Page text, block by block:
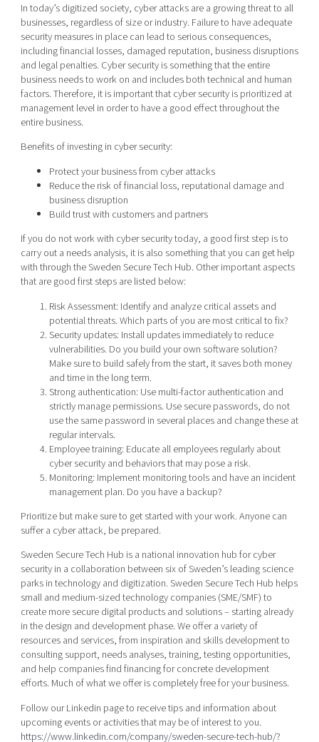
In today’s digitized society, cyber attacks are a growing threat to all
businesses, regardless of size or industry. Failure to have adequate
security measures in place can lead to serious consequences,
including financial losses, damaged reputation, business disruptions
and legal penalties. Cyber ​​security is something that the entire
business needs to work on and includes both technical and human
factors. Therefore, it is important that cyber security is prioritized at
management level in order to have a good effect throughout the
entire business.
Benefits of investing in cyber security:
Protect your business from cyber attacks
Reduce the risk of financial loss, reputational damage and
business disruption
Build trust with customers and partners
If you do not work with cyber security today, a good first step is to
carry out a needs analysis, it is also something that you can get help
with through the Sweden Secure Tech Hub. Other important aspects
that are good first steps are listed below:
Risk Assessment: Identify and analyze critical assets and
potential threats. Which parts of you are most critical to fix?
Security updates: Install updates immediately to reduce
vulnerabilities. Do you build your own software solution?
Make sure to build safely from the start, it saves both money
and time in the long term.
Strong authentication: Use multi-factor authentication and
strictly manage permissions. Use secure passwords, do not
use the same password in several places and change these at
regular intervals.
Employee training: Educate all employees regularly about
cyber security and behaviors that may pose a risk.
Monitoring: Implement monitoring tools and have an incident
management plan. Do you have a backup?
Prioritize but make sure to get started with your work. Anyone can
suffer a cyber attack, be prepared.
Sweden Secure Tech Hub is a national innovation hub for cyber
security in a collaboration between six of Sweden’s leading science
parks in technology and digitization. Sweden Secure Tech Hub helps
small and medium-sized technology companies (SME/SMF) to
create more secure digital products and solutions – starting already
in the design and development phase. We offer a variety of
resources and services, from inspiration and skills development to
consulting support, needs analyses, training, testing opportunities,
and help companies find financing for concrete development
efforts. Much of what we offer is completely free for your business.
Follow our Linkedin page to receive tips and information about
upcoming events or activities that may be of interest to you.
https://www.linkedin.com/company/sweden-secure-tech-hub/?